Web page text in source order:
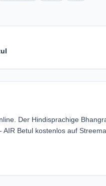
Der Hindisprachige
Betul kostenlos auf